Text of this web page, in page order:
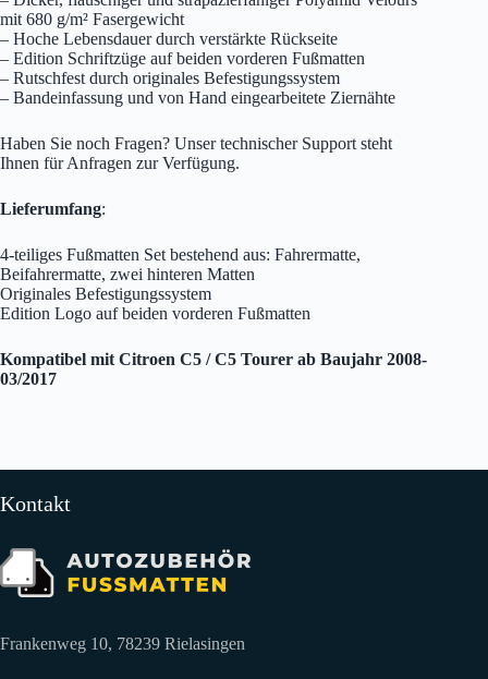
mit 680 g/m² Fasergewicht
– Hoche Lebensdauer durch verstärkte Rückseite
– Edition Schriftzüge auf beiden vorderen Fußmatten
– Rutschfest durch originales Befestigungssystem
– Bandeinfassung und von Hand eingearbeitete Ziernähte
Haben Sie noch Fragen? Unser technischer Support steht
Ihnen für Anfragen zur Verfügung.
Lieferumfang:
4-teiliges Fußmatten Set bestehend aus: Fahrermatte,
Beifahrermatte, zwei hinteren Matten
Originales Befestigungssystem
Edition Logo auf beiden vorderen Fußmatten
Kompatibel mit Citroen C5 / C5 Tourer ab Baujahr 2008-
03/2017
Kontakt
Frankenweg 10, 78239 Rielasingen